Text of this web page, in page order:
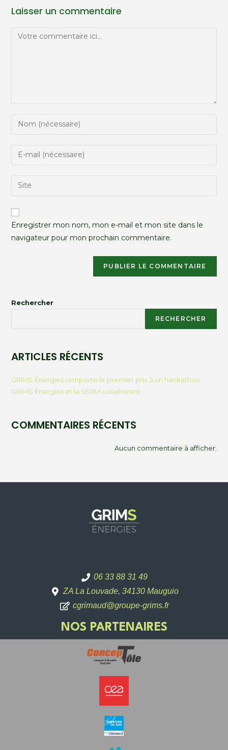
Laisser un commentaire
Enregistrer mon nom, mon e-mail et mon site dans le
navigateur pour mon prochain commentaire.
Rechercher
RECHERCHER
ARTICLES RÉCENTS
GRIMS Énergies remporte le premier prix à un hackathon
GRIMS Énergies et la SERM collaborent
COMMENTAIRES RÉCENTS
Aucun commentaire à afficher.
06 33 88 31 49
ZA La Louvade, 34130 Mauguio
cgrimaud@groupe-grims.fr
NOS PARTENAIRES